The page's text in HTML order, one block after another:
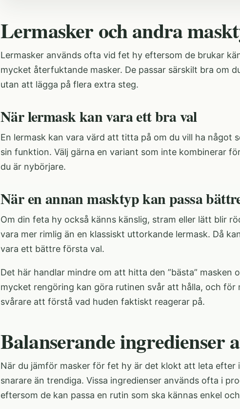
Lermasker och andra
Lermasker används ofta vid fet hy eftersom de brukar
mycket återfuktande masker. De passar särskilt bra om
utan att lägga på flera extra steg.
När lermask kan vara ett bra val
En lermask kan vara värd att titta på om du vill ha något
sin funktion. Välj gärna en variant som inte kombinerar
du är nybörjare.
När en annan masktyp kan passa
Om din feta hy också känns känslig, stram eller lätt blir
vara mer rimlig än en klassiskt uttorkande lermask. Då
vara ett bättre första val.
Det här handlar mindre om att hitta den ”bästa”
mycket rengöring kan göra rutinen svår att hålla, och
svårare att förstå vad huden faktiskt reagerar på.
Balanserande ingredienser
När du jämför masker för fet hy är det klokt att leta efter
snarare än trendiga. Vissa ingredienser används ofta i
eftersom de kan passa en rutin som ska kännas enkel